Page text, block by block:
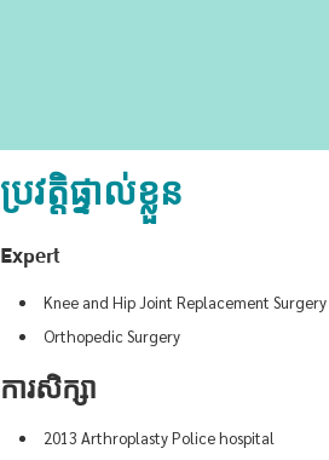
ប្រវត្តិផ្ទាល់ខ្លួន
Expert
Knee and Hip Joint Replacement Surgery
Orthopedic Surgery
ការសិក្សា
2013 Arthroplasty Police hospital